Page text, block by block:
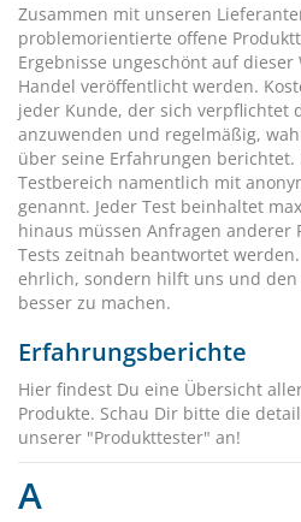
Zusammen mit unseren
problemorientierte offene
Ergebnisse ungeschönt auf
Handel veröffentlicht werden.
jeder Kunde, der sich verpflichtet
anzuwenden und regelmäßig,
über seine Erfahrungen
Testbereich namentlich mit
genannt. Jeder Test beinhaltet
hinaus müssen Anfragen anderer
Tests zeitnah beantwortet
ehrlich, sondern hilft uns und
besser zu machen.
Erfahrungsberichte
Hier findest Du eine Übersicht
Produkte. Schau Dir bitte die
unserer "Produkttester" an!
A